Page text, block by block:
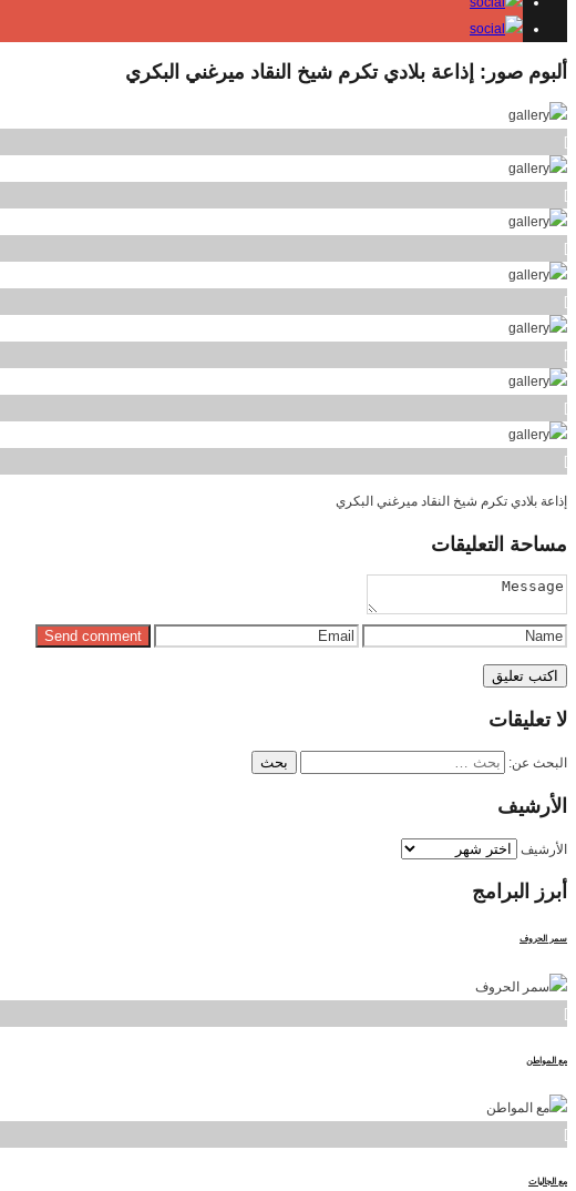
ألبوم صور: إذاعة بلادي تكرم شيخ النقاد ميرغني البكري
]
]
]
]
]
]
]
إذاعة بلادي تكرم شيخ النقاد ميرغني البكري
مساحة التعليقات
لاتعليقات
البحث عن:
الأرشيف
الأرشيف
أبرز البرامج
سمر الحروف
]
مع المواطن
]
مع الجاليات